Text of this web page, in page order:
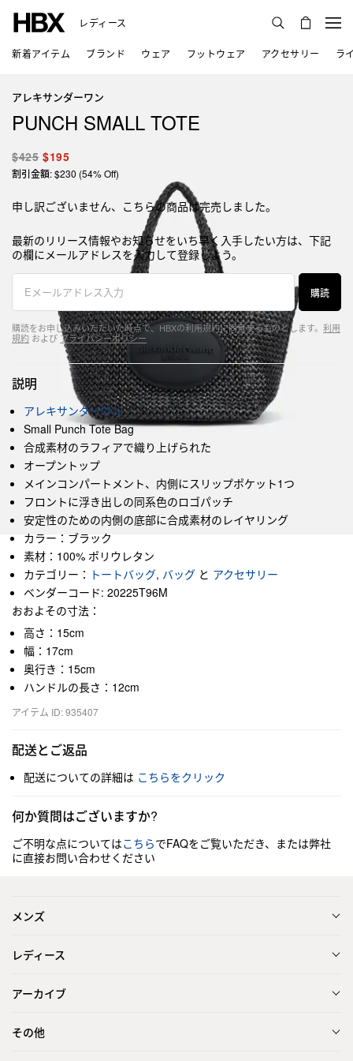
レディース
新着アイテム ブランド ウェア フットウェア アクセサリー ラ
アレキサンダーワン
PUNCH SMALL TOTE
$425 $195
割引金額: $230 (54% Off)
申し訳ございません、こちらの商品は完売しました。
最新のリリース情報やお知らせをいち早く入手したい方は、下記
の欄にメールアドレスを入力して登録しよう。
購読
購読をお申し込みいただいた時点で、HBXの利用規約に同意するものとします。 利用
規約 および プライバシーポリシー
説明
アレキサンダーワン
Small Punch Tote Bag
合成素材のラフィアで織り上げられた
オープントップ
メインコンパートメント、内側にスリップポケット1つ
フロントに浮き出しの同系色のロゴパッチ
安定性のための内側の底部に合成素材のレイヤリング
カラー：ブラック
素材：100% ポリウレタン
カテゴリー： トートバッグ, バッグ と アクセサリー
ベンダーコード: 20225T96M
おおよその寸法：
高さ：15cm
幅：17cm
奥行き：15cm
ハンドルの長さ：12cm
アイテム ID: 935407
配送とご返品
配送についての詳細は こちらをクリック
何か質問はございますか?
ご不明な点についてはこちらでFAQをご覧いただき、または弊社
に直接お問い合わせください
メンズ
レディース
アーカイブ
その他